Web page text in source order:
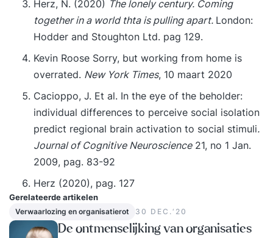
Herz, N. (2020) The lonely century. Coming
together in a world thta is pulling apart. London:
Hodder and Stoughton Ltd. pag 129.
Kevin Roose Sorry, but working from home is
overrated. New York Times, 10 maart 2020
Cacioppo, J. Et al. In the eye of the beholder:
individual differences to perceive social isolation
predict regional brain activation to social stimuli.
Journal of Cognitive Neuroscience21, no 1 Jan.
2009, pag. 83-92
Herz (2020), pag. 127
Gerelateerde artikelen
Verwaarlozing en organisatierot 30 DEC.‘20
De ontmenselijking van organisaties